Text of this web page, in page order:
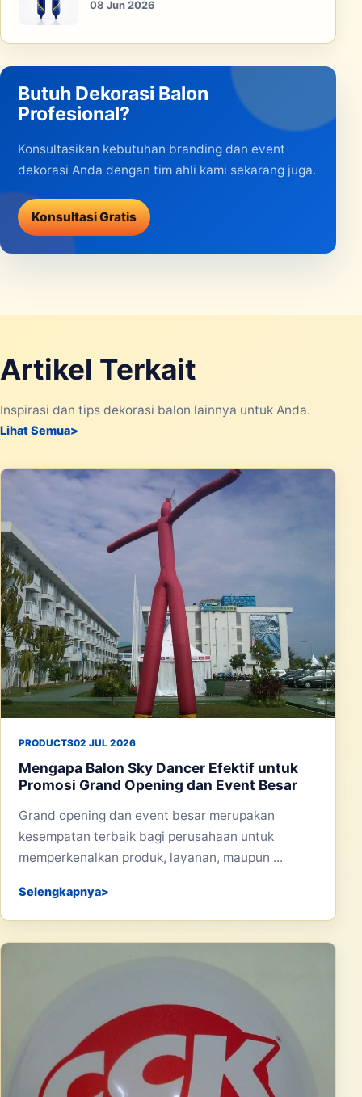
08 Jun 2026
Butuh Dekorasi Balon
Profesional?
Konsultasikan kebutuhan branding dan event
dekorasi Anda dengan tim ahli kami sekarang juga.
Konsultasi Gratis
Artikel Terkait
Inspirasi dan tips dekorasi balon lainnya untuk Anda.
Lihat Semua
PRODUCTS02 JUL 2026
Mengapa Balon Sky Dancer Efektif untuk
Promosi Grand Opening dan Event Besar
Grand opening dan event besar merupakan
kesempatan terbaik bagi perusahaan untuk
memperkenalkan produk, layanan, maupun ...
Selengkapnya